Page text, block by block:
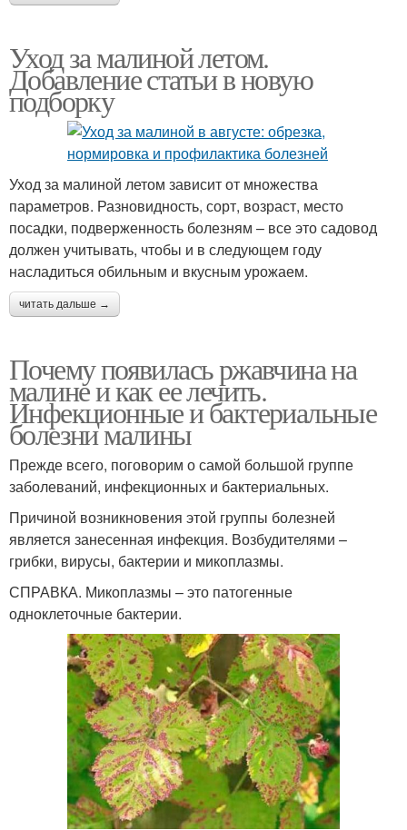
Уход за малиной летом.
Добавление статьи в новую
подборку
Уход за малиной летом зависит от множества
параметров. Разновидность, сорт, возраст, место
посадки, подверженность болезням – все это садовод
должен учитывать, чтобы и в следующем году
насладиться обильным и вкусным урожаем.
читать дальше →
Почему появилась ржавчина на
малине и как ее лечить.
Инфекционные и бактериальные
болезни малины
Прежде всего, поговорим о самой большой группе
заболеваний, инфекционных и бактериальных.
Причиной возникновения этой группы болезней
является занесенная инфекция. Возбудителями –
грибки, вирусы, бактерии и микоплазмы.
СПРАВКА. Микоплазмы – это патогенные
одноклеточные бактерии.